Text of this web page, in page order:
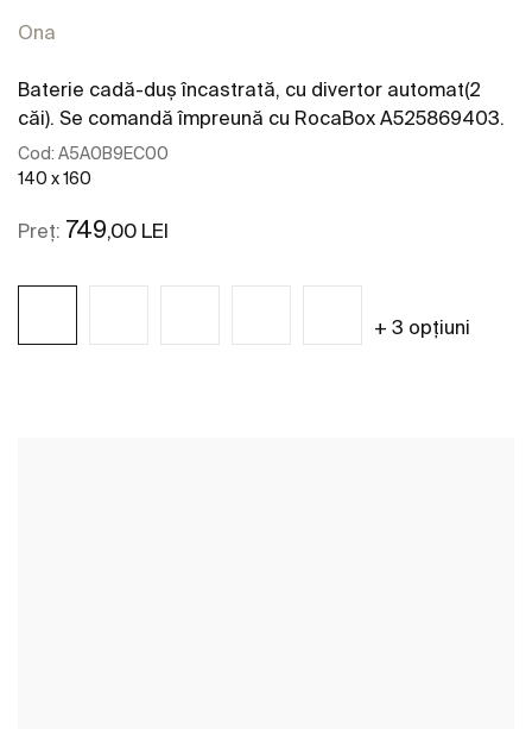
Ona
Baterie cadă-duș încastrată, cu divertor automat(2
căi). Se comandă împreună cu RocaBox A525869403.
Cod: A5A0B9EC00
140 x 160
Preț: 749,00 LEI
+ 3 opțiuni